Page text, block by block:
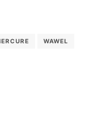
WAWEL